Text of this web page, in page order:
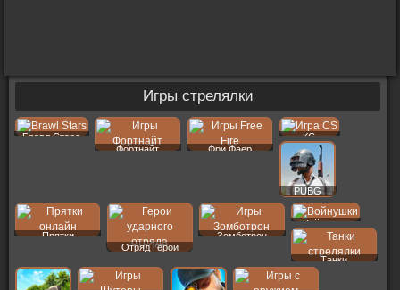
Игры стрелялки
Бравл Старс
Фортнайт
Фри Фаер
КС
PUBG
Прятки
Отряд Герои
Зомботрон
Войнушки
Танки